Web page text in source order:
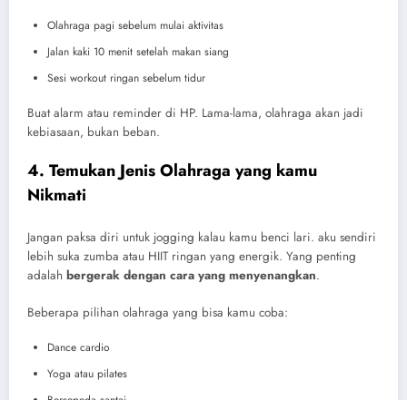
Olahraga pagi sebelum mulai aktivitas
Jalan kaki 10 menit setelah makan siang
Sesi workout ringan sebelum tidur
Buat alarm atau reminder di HP. Lama-lama, olahraga akan jadi
kebiasaan, bukan beban.
4. Temukan Jenis Olahraga yang kamu
Nikmati
Jangan paksa diri untuk jogging kalau kamu benci lari. aku sendiri
lebih suka zumba atau HIIT ringan yang energik. Yang penting
adalah bergerak dengan cara yang menyenangkan.
Beberapa pilihan olahraga yang bisa kamu coba:
Dance cardio
Yoga atau pilates